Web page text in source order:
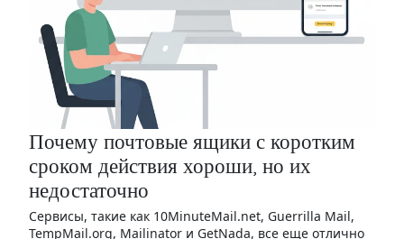
Почему почтовые ящики с коротким
сроком действия хороши, но их
недостаточно
Сервисы, такие как 10MinuteMail.net, Guerrilla Mail,
TempMail.org, Mailinator и GetNada, все еще отлично